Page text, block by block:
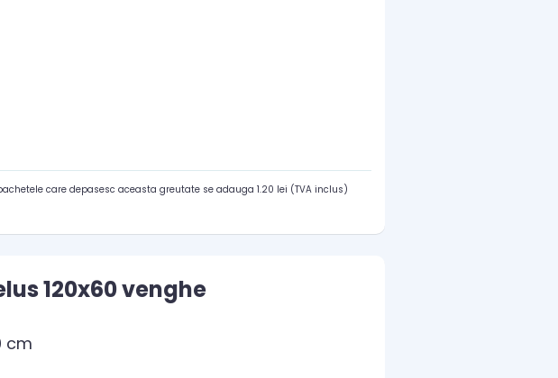
care depasesc aceasta greutate se adauga 1.20 lei (TVA inclus)
120x60 venghe
cm